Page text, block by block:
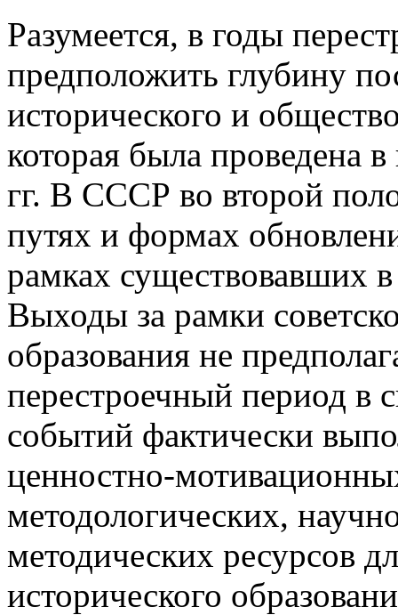
Разумеется, в годы
предположить глубину
исторического и
которая была проведена
гг. В СССР во второй
путях и формах
рамках существовавших
Выходы за рамки
образования не
перестроечный период в
событий фактически
ценностно-
методологических,
методических ресурсов
исторического